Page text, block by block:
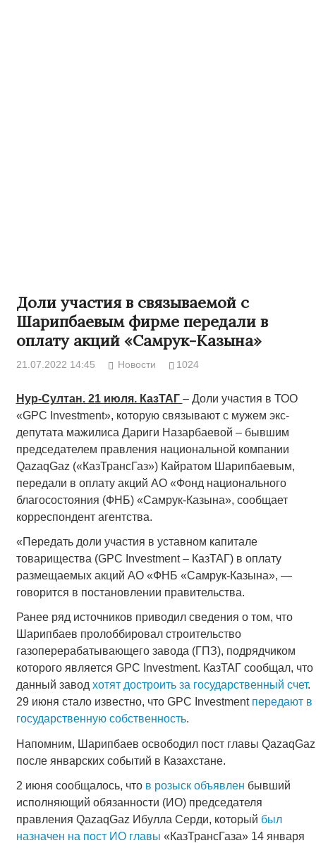
Доли участия в связываемой с
Шарипбаевым фирме передали в
оплату акций «Самрук-Казына»
21.07.2022 14:45 Новости 1024
Нур-Султан. 21 июля. КазТАГ – Доли участия в ТОО
«GPC Investment», которую связывают с мужем экс-
депутата мажилиса Дариги Назарбаевой – бывшим
председателем правления национальной компании
QazaqGaz («КазТрансГаз») Кайратом Шарипбаевым,
передали в оплату акций АО «Фонд национального
благосостояния (ФНБ) «Самрук-Казына», сообщает
корреспондент агентства.
«Передать доли участия в уставном капитале
товарищества (GPC Investment – КазТАГ) в оплату
размещаемых акций АО «ФНБ «Самрук-Казына», —
говорится в постановлении правительства.
Ранее ряд источников приводил сведения о том, что
Шарипбаев пролоббировал строительство
газоперерабатывающего завода (ГПЗ), подрядчиком
которого является GPC Investment. КазТАГ сообщал, что
данный завод хотят достроить за государственный счет.
29 июня стало известно, что GPC Investment передают в
государственную собственность.
Напомним, Шарипбаев освободил пост главы QazaqGaz
после январских событий в Казахстане.
2 июня сообщалось, что в розыск объявлен бывший
исполняющий обязанности (ИО) председателя
правления QazaqGaz Ибулла Серди, который был
назначен на пост ИО главы «КазТрансГаза» 14 января